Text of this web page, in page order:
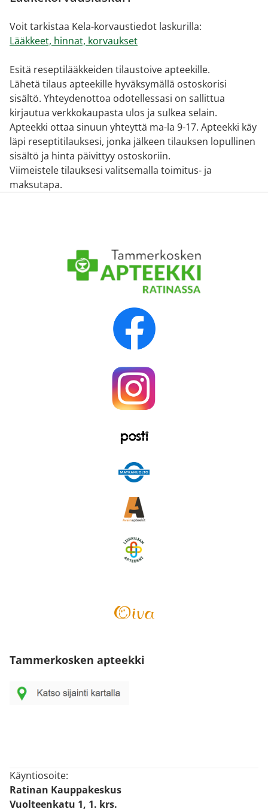
Voit tarkistaa Kela-korvaustiedot laskurilla:
Lääkkeet, hinnat, korvaukset
Esitä reseptilääkkeiden tilaustoive apteekille.
Lähetä tilaus apteekille hyväksymällä ostoskorisi
sisältö. Yhteydenottoa odotellessasi on sallittua
kirjautua verkkokaupasta ulos ja sulkea selain.
Apteekki ottaa sinuun yhteyttä ma-la 9-17. Apteekki käy
läpi reseptitilauksesi, jonka jälkeen tilauksen lopullinen
sisältö ja hinta päivittyy ostoskoriin.
Viimeistele tilauksesi valitsemalla toimitus- ja
maksutapa.
Tammerkosken apteekki
Käyntiosoite:
Ratinan Kauppakeskus
Vuolteenkatu 1, 1. krs.